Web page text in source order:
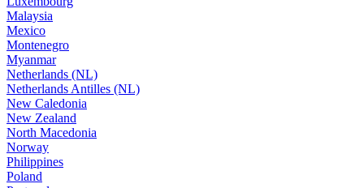
Malaysia
Mexico
Montenegro
Myanmar
Netherlands (NL)
Netherlands Antilles (NL)
New Caledonia
New Zealand
North Macedonia
Norway
Philippines
Poland